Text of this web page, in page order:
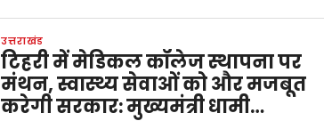
उत्तराखंड
टिहरी में मेडिकल कॉलेज स्थापना पर
मंथन, स्वास्थ्य सेवाओं को और मजबूत
करेगी सरकार: मुख्यमंत्री धामी…